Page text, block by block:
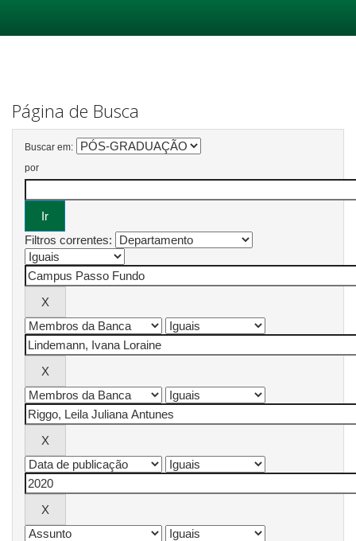
Página de Busca
Buscar em:
por
Filtros correntes: